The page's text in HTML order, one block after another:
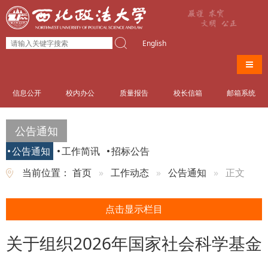
English
导航
信息公开 校内办公 质量报告 校长信箱 邮箱系统
公告通知
公告通知 工作简讯
招标公告
当前位置： 首页 工作动态 公告通知 正文
点击显示栏目
关于组织2026年国家社会科学基金